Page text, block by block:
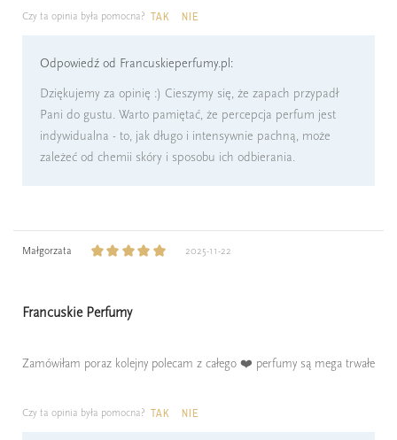
Czy ta opinia była pomocna? TAK NIE
Odpowiedź od Francuskieperfumy.pl:
Dziękujemy za opinię :) Cieszymy się, że zapach przypadł
Pani do gustu. Warto pamiętać, że percepcja perfum jest
indywidualna - to, jak długo i intensywnie pachną, może
zależeć od chemii skóry i sposobu ich odbierania.
Małgorzata 2025-11-22
Francuskie Perfumy
Zamówiłam poraz kolejny polecam z całego ❤️ perfumy są mega trwałe
Czy ta opinia była pomocna? TAK NIE